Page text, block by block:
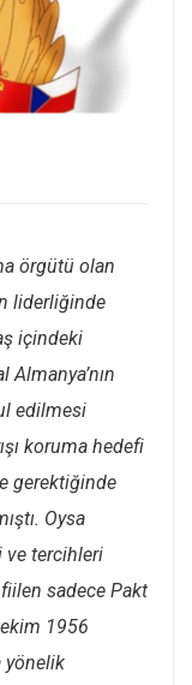
örgütü olan
liderliğinde
içindeki
edilmesi
koruma hedefi
gerektiğinde
Oysa
ve tercihleri
sadece Pakt
1956
yönelik